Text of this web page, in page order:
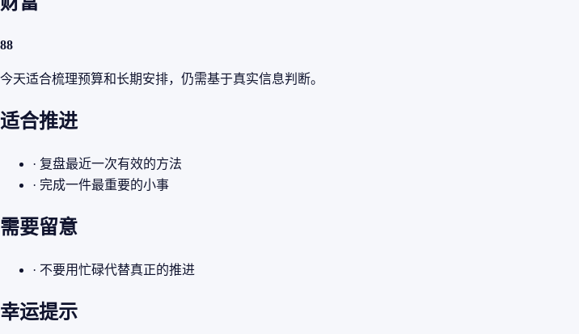
88
今天适合梳理预算和长期安排，仍需基于真实信息判断。
适合推进
· 复盘最近一次有效的方法
· 完成一件最重要的小事
需要留意
· 不要用忙碌代替真正的推进
幸运提示